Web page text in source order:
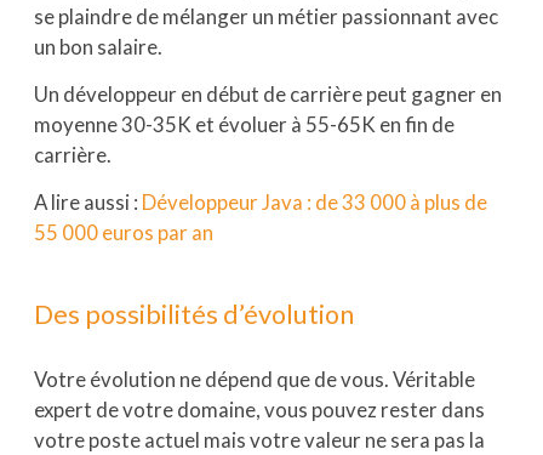
se plaindre de mélanger un métier passionnant avec
un bon salaire.
Un développeur en début de carrière peut gagner en
moyenne 30-35K et évoluer à 55-65K en fin de
carrière.
A lire aussi : Développeur Java : de 33 000 à plus de
55 000 euros par an
Des possibilités d’évolution
Votre évolution ne dépend que de vous. Véritable
expert de votre domaine, vous pouvez rester dans
votre poste actuel mais votre valeur ne sera pas la